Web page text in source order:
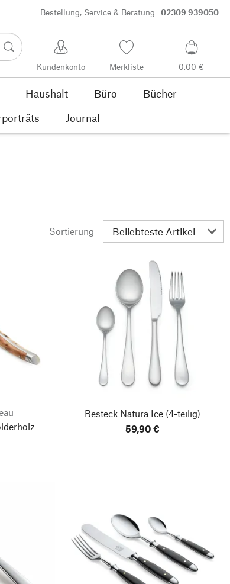
Bestellung, Service & Beratung 02309 939050
Kundenkonto Merkliste 0,00 €
Haushalt Büro
Bücher
Journal
Sortierung
Besteck Natura Ice (4-teilig)
59,90 €